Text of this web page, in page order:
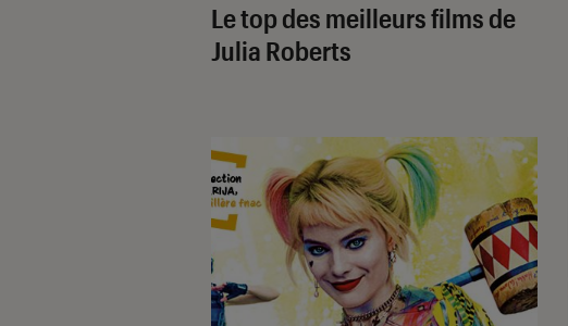
Le top des meilleurs films de
Julia Roberts